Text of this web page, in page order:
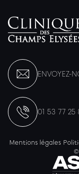
ENVOYEZ-
01 53 77 25
Mentions légales
©